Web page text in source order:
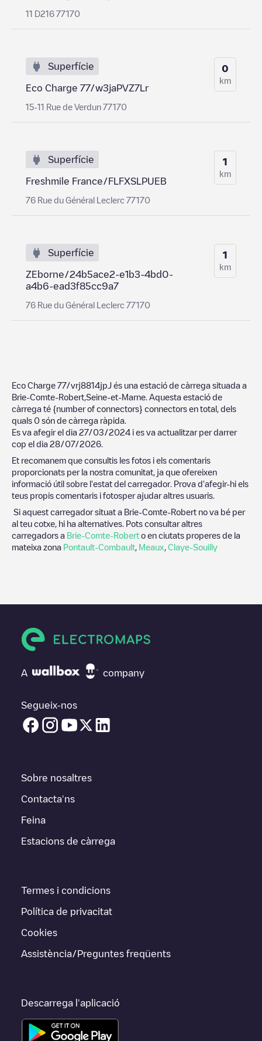
11 D216 77170
Superfície
Eco Charge 77/w3jaPVZ7Lr
15-11 Rue de Verdun 77170
0
km
Superfície
Freshmile France/FLFXSLPUEB
76 Rue du Général Leclerc 77170
1
km
Superfície
ZEborne/24b5ace2-e1b3-4bd0-
a4b6-ead3f85cc9a7
76 Rue du Général Leclerc 77170
1
km
Eco Charge 77/vrj8814jpJ és una estació de càrrega situada a
Brie-Comte-Robert Seine-et-Marne . Aquesta estació de
càrrega té {number of connectors} connectors en total, dels
quals 0 són de càrrega ràpida.
Es va afegir el dia 27/03/2024 i es va actualitzar per darrer
cop el dia 28/07/2026
Et recomanem que consultis les fotos i els comentaris
proporcionats per la nostra comunitat, ja que ofereixen
informació útil sobre l'estat del carregador. Prova d'afegir-hi els
teus propis comentaris i fotosper ajudar altres usuaris.
Si aquest carregador situat a Brie-Comte-Robert no va bé per
al teu cotxe, hi ha alternatives. Pots consultar altres
carregadors a Brie-Comte-Robert o en ciutats properes de la
mateixa zona Pontault-Combault Meaux Claye-Souilly
A company
Segueix-nos
Sobre nosaltres
Contacta'ns
Feina
Estacions de càrrega
Termes i condicions
Política de privacitat
Cookies
Assistència/Preguntes freqüents
Descarrega l'aplicació